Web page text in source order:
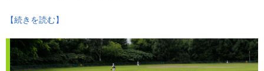
【続きを読む】